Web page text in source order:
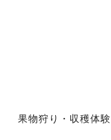
果物狩り・収穫体験